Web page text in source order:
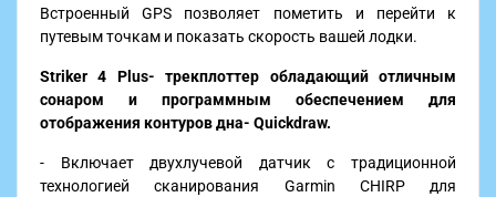
Встроенный GPS позволяет пометить и перейти к
путевым точкам и показать скорость вашей лодки.
Striker 4 Plus- трекплоттер обладающий отличным
сонаром и программным обеспечением для
отображения контуров дна- Quickdraw.
- Включает двухлучевой датчик с традиционной
технологией сканирования Garmin CHIRP для